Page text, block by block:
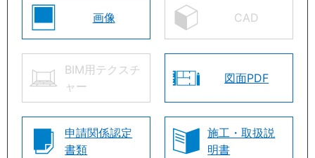
画像 CAD
BIM用テクスチ
ャー
図面PDF
申請関係認定
書類
施工・取扱説
明書